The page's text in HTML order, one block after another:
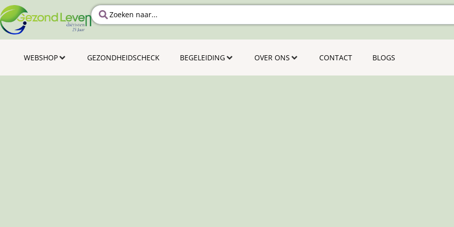
WEBSHOP GEZONDHEIDSCHECK BEGELEIDING OVER ONS CONTACT BLOGS